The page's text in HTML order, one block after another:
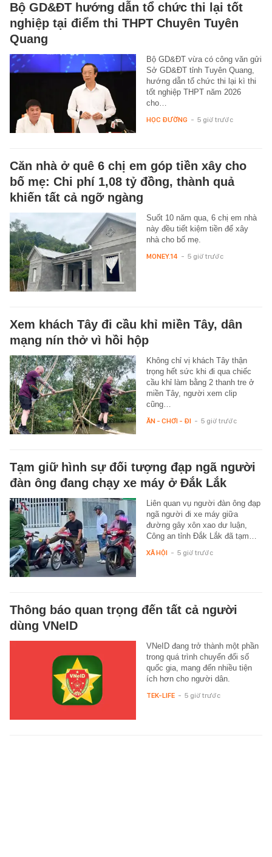
Bộ GD&ĐT hướng dẫn tổ chức thi lại tốt
nghiệp tại điểm thi THPT Chuyên Tuyên
Quang
Bộ GD&ĐT vừa có công văn gửi
Sở GD&ĐT tỉnh Tuyên Quang,
hướng dẫn tổ chức thi lại kì thi
tốt nghiệp THPT năm 2026
cho…
HỌC ĐƯỜNG - 5 giờ trước
Căn nhà ở quê 6 chị em góp tiền xây cho
bố mẹ: Chi phí 1,08 tỷ đồng, thành quả
khiến tất cả ngỡ ngàng
Suốt 10 năm qua, 6 chị em nhà
này đều tiết kiệm tiền để xây
nhà cho bố mẹ.
MONEY.14 - 5 giờ trước
Xem khách Tây đi cầu khỉ miền Tây, dân
mạng nín thở vì hồi hộp
Không chỉ vị khách Tây thận
trọng hết sức khi đi qua chiếc
cầu khỉ làm bằng 2 thanh tre ở
miền Tây, người xem clip
cũng…
ĂN - CHƠI - ĐI - 5 giờ trước
Tạm giữ hình sự đối tượng đạp ngã người
đàn ông đang chạy xe máy ở Đắk Lắk
Liên quan vụ người đàn ông đạp
ngã người đi xe máy giữa
đường gây xôn xao dư luận,
Công an tỉnh Đắk Lắk đã tạm…
XÃ HỘI - 5 giờ trước
Thông báo quan trọng đến tất cả người
dùng VNeID
VNeID đang trở thành một phần
trong quá trình chuyển đổi số
quốc gia, mang đến nhiều tiện
ích hơn cho người dân.
TEK-LIFE - 5 giờ trước